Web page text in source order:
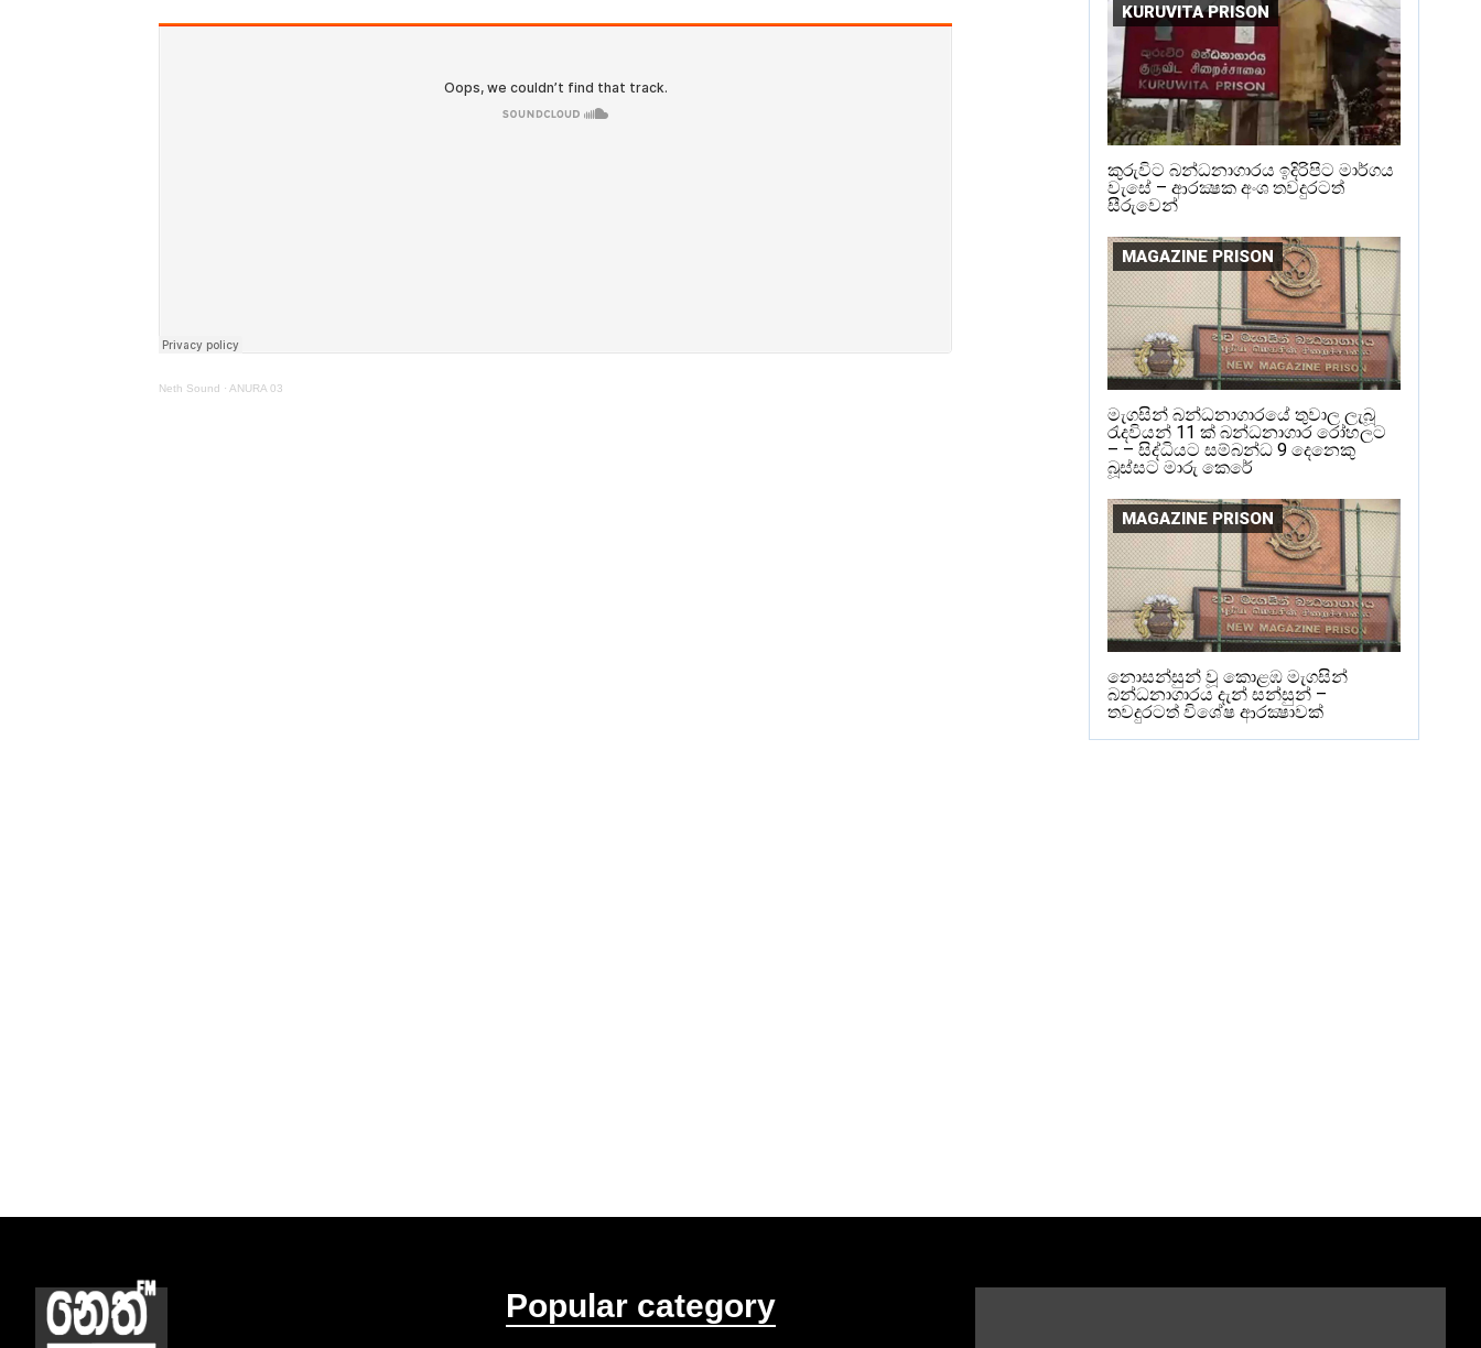
Neth Sound · ANURA 03
KURUVITA PRISON
කුරුවිට බන්ධනාගාරය ඉදිරිපිට මාර්ගය
වැසේ – ආරක්‍ෂක අංශ තවදුරටත්
සීරුවෙන්
MAGAZINE PRISON
මැගසින් බන්ධනාගාරයේ තුවාල ලැබූ
රැදවියන් 11 ක් බන්ධනාගාර රෝහලට
– – සිද්ධියට සම්බන්ධ 9 දෙනෙකු
බූස්සට මාරු කෙරේ
MAGAZINE PRISON
නොසන්සුන් වූ කොළඹ මැගසින්
බන්ධනාගාරය දැන් සන්සුන් –
තවදුරටත් විශේෂ ආරක්‍ෂාවක්
Popular category